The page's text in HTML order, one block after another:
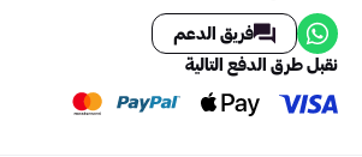
فريق الدعم
نقبل طرق الدفع التالية